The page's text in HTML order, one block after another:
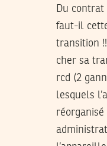
Du
faut-il
transition
cher sa
rcd (2
lesquels